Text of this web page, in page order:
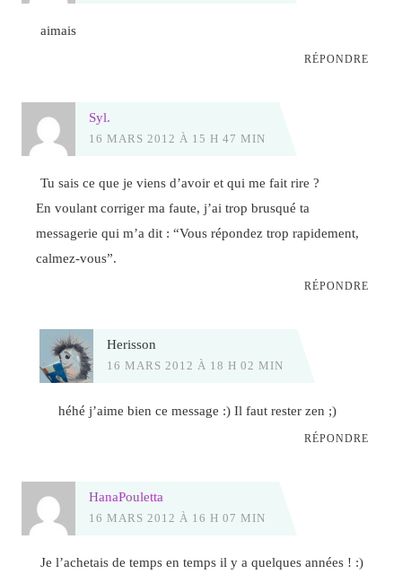
aimais
RÉPONDRE
Syl.
16 MARS 2012 À 15 H 47 MIN
Tu sais ce que je viens d’avoir et qui me fait rire ?
En voulant corriger ma faute, j’ai trop brusqué ta
messagerie qui m’a dit : “Vous répondez trop rapidement,
calmez-vous”.
RÉPONDRE
Herisson
16 MARS 2012 À 18 H 02 MIN
héhé j’aime bien ce message :) Il faut rester zen ;)
RÉPONDRE
HanaPouletta
16 MARS 2012 À 16 H 07 MIN
Je l’achetais de temps en temps il y a quelques années ! :)